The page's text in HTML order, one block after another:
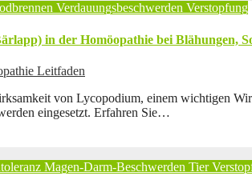
Verdauungsbeschwerden Verstopfung
in der Homöopathie bei Blähungen,
Leitfaden
von Lycopodium, einem wichtigen
eingesetzt. Erfahren Sie…
Magen-Darm-Beschwerden Tier